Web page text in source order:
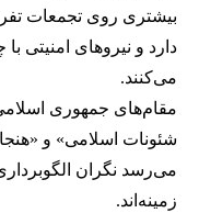
بیشتری روی تجمعات
دارد و نیروهای امنیتی
می‌کنند.
مقام‌های جمهوری
شئونات اسلامی» و
می‌رسد نگران
زمینه‌اند.